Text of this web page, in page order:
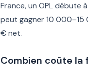
France, un OPL
peut gagner 10
€ net.
Combien coûte la